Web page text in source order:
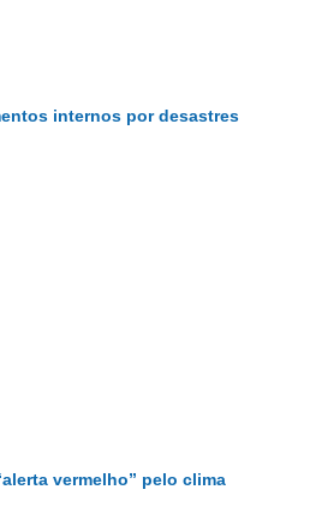
internos por desastres
vermelho” pelo clima